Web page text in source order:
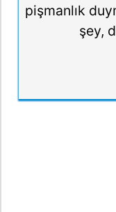
pişmanlık
şey,